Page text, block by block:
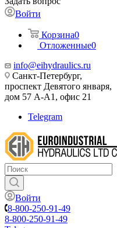
Войти
Корзина0
Отложенные0
info@eihydraulics.ru
Санкт-Петербург,
проспект Девятого января,
дом 57 А-А1, офис 21
Telegram
Войти
8-800-250-91-49
8-800-250-91-49